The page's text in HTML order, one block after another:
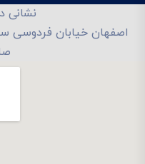
نشانی
اصفهان خیابان فردوسی
تلفن های تماس: